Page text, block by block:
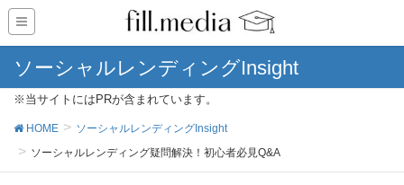
ソーシャルレンディングInsight
※当サイトにはPRが含まれています。
HOME
ソーシャルレンディングInsight
ソーシャルレンディング疑問解決！初心者必見Q&A